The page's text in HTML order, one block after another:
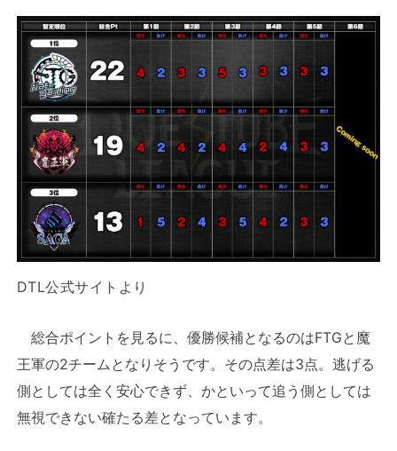
DTL公式サイトより
総合ポイントを見るに、優勝候補となるのはFTGと魔
王軍の2チームとなりそうです。その点差は3点。逃げる
側としては全く安心できず、かといって追う側としては
無視できない確たる差となっています。